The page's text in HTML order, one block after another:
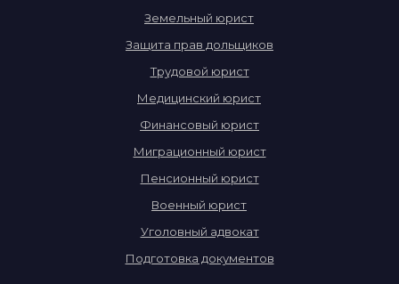
Земельный юрист
Защита прав дольщиков
Трудовой юрист
Медицинский юрист
Финансовый юрист
Пенсионный юрист
Военный юрист
Миграционный юрист
Уголовный адвокат
Подготовка документов